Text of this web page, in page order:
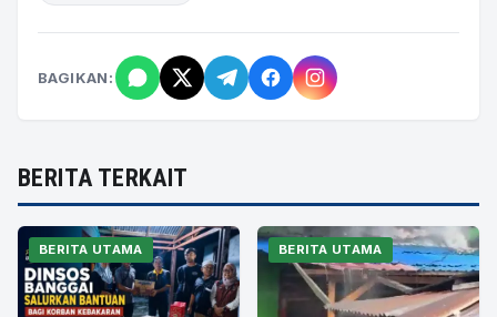
BAGIKAN:
BERITA TERKAIT
BERITA UTAMA BERITA UTAMA